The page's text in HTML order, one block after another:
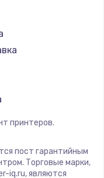
принтеров.
пост гарантийным
Торговые марки,
iq.ru, являются